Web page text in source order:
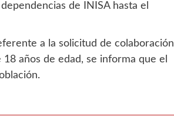
de INISA hasta el
a la solicitud de colaboración
años de edad, se informa que el